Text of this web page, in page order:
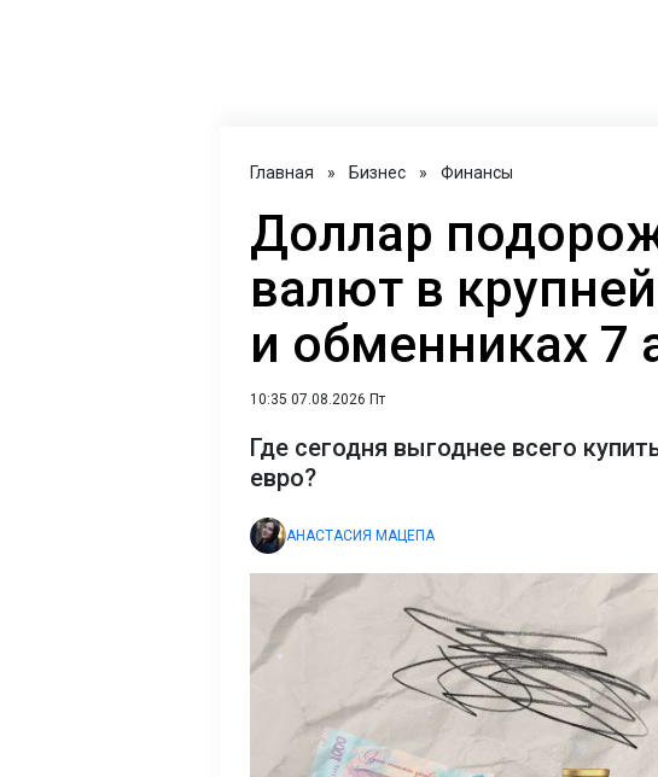
Главная » Бизнес » Финансы
Доллар
валют в
и обменниках 7
10:35 07.08.2026 Пт
Где сегодня выгоднее всего
евро?
АНАСТАСИЯ МАЦЕПА